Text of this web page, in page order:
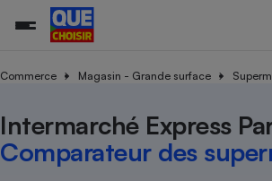
Commerce Magasin - Grande surface
Intermarché Express
Comparateur des
Achat -
Train
Toutes les actualités
Enquêtes
Tous les services
Tous nos combats
Nos actions
L’association
Nos missions